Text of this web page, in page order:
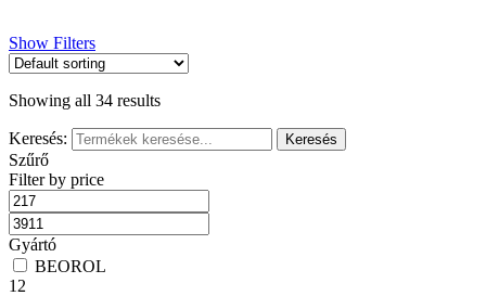
Show Filters
Showing all 34 results
Keresés:
Szűrő
Filter by price
Gyártó
BEOROL
12